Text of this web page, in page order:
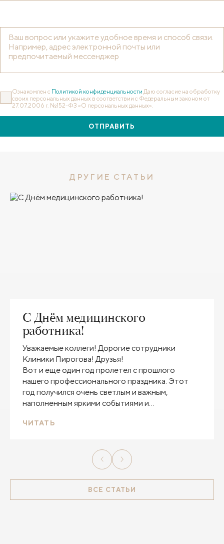
Ознакомлен с Политикой конфиденциальности Даю согласие на обработку
своих персональных данных в соответствии с Федеральным законом от
27.07.2006 г. №152-ФЗ «О персональных данных».
ОТПРАВИТЬ
ДРУГИЕ СТАТЬИ
С Днём медицинского
работника!
Уважаемые коллеги! Дорогие сотрудники
Клиники Пирогова! Друзья!
Вот и еще один год пролетел с прошлого
нашего профессионального праздника. Этот
год получился очень светлым и важным,
наполненным яркими событиями и
ЧИТАТЬ
ВСЕ СТАТЬИ